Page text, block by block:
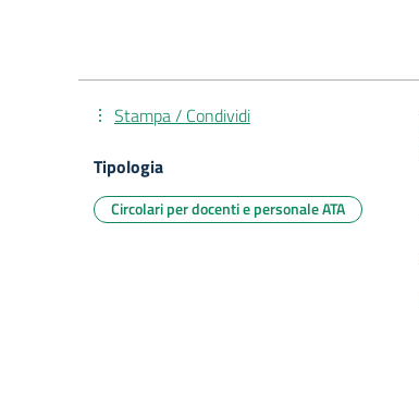
Stampa / Condividi
Tipologia
Circolari per docenti e personale ATA